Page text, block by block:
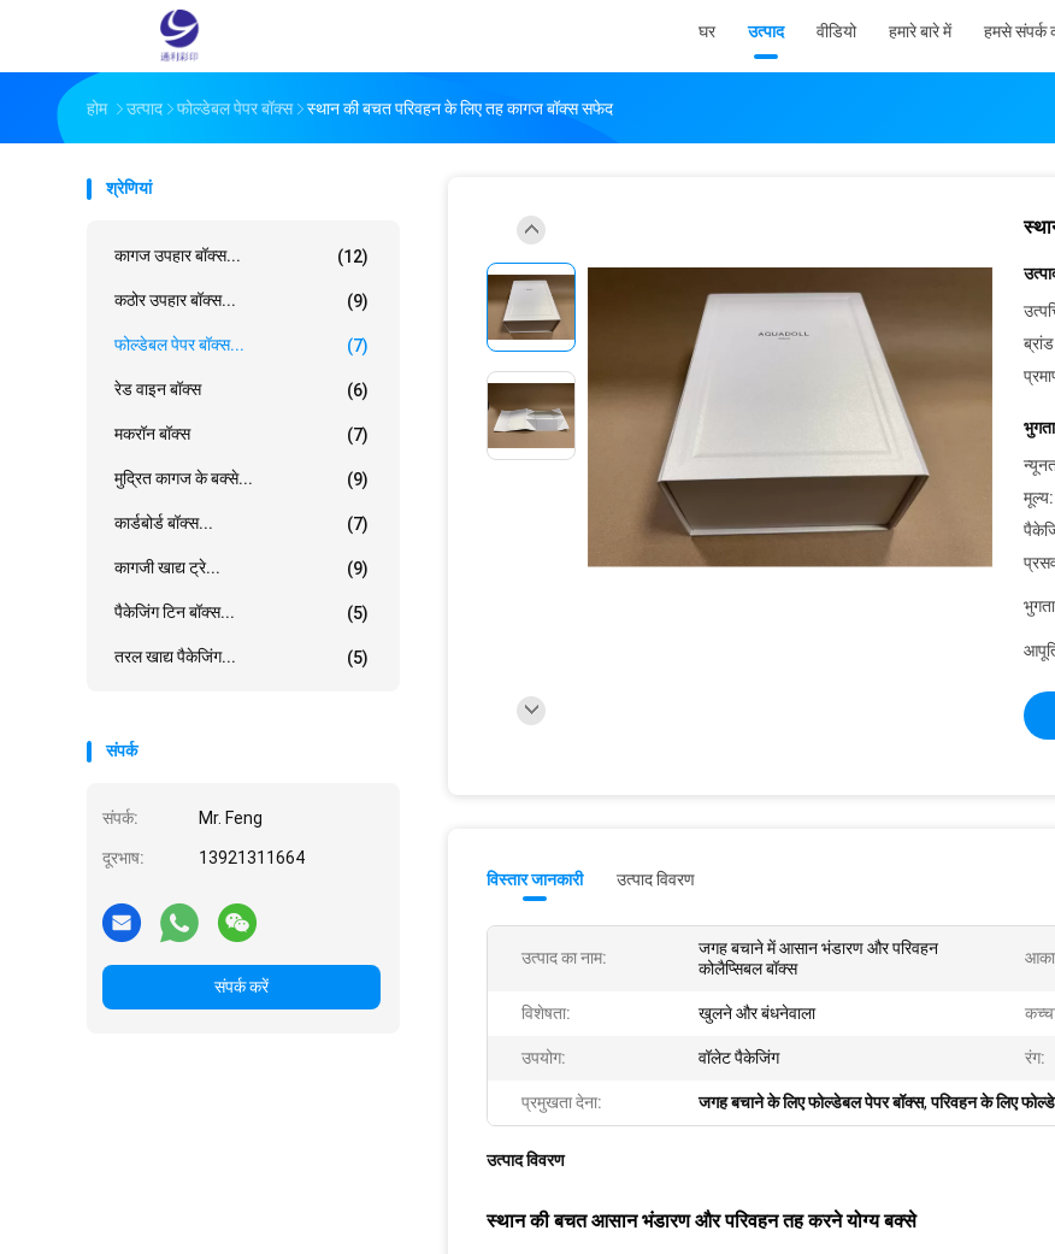
घर उत्पाद वीडियो हमारे बारे में हमसे संपर्क
होम उत्पाद फोल्डेबल पेपर बॉक्स स्थान की बचत परिवहन के लिए तह कागज बॉक्स सफेद
श्रेणियां
कागज उपहार बॉक्स... (12)
कठोर उपहार बॉक्स... (9)
फोल्डेबल पेपर बॉक्स... (7)
रेड वाइन बॉक्स (6)
मकरॉन बॉक्स (7)
मुद्रित कागज के बक्से... (9)
कार्डबोर्ड बॉक्स... (7)
कागजी खाद्य ट्रे... (9)
पैकेजिंग टिन बॉक्स... (5)
तरल खाद्य पैकेजिंग... (5)
संपर्क
संपर्क: Mr. Feng
दूरभाष: 13921311664
संपर्क करें
मूल्य:
विस्तार जानकारी उत्पाद विवरण
उत्पाद का नाम:
जगह बचाने में आसान भंडारण और परिवहन
कोलैप्सिबल बॉक्स
विशेषता: खुलने और बंधनेवाला
उपयोग: वॉलेट पैकेजिंग रंग:
प्रमुखता देना: जगह बचाने के लिए फोल्डेबल पेपर बॉक्स,परिवहन के लिए
उत्पाद विवरण
स्थान की बचत आसान भंडारण और परिवहन तह करने योग्य बक्से